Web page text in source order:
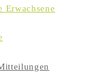
Erwachsene